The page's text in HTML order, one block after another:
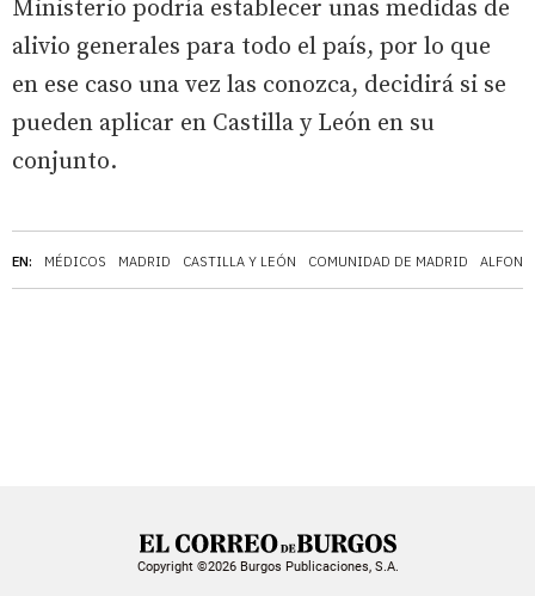
EN: MÉDICOS MADRID CASTILLA Y LEÓN COMUNIDAD DE MADRID
Ministerio podría establecer unas medidas de
alivio generales para todo el país, por lo que
en ese caso una vez las conozca, decidirá si se
pueden aplicar en Castilla y León en su
conjunto.
Copyright ©2026 Burgos Publicaciones, S.A.